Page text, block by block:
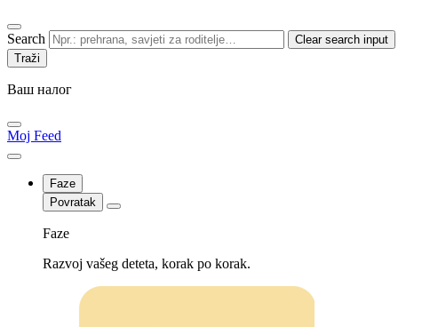
Search Clear search input
Ваш налог
Moj Feed
Faze
Povratak
Faze
Razvoj vašeg deteta, korak po korak.